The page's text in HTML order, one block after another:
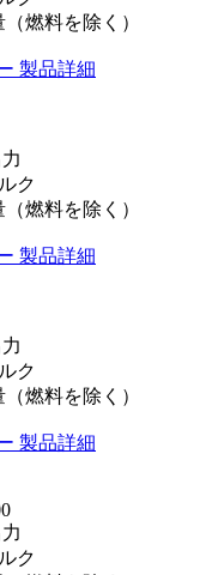
燃料を除く）
製品詳細
ク
燃料を除く）
製品詳細
ク
燃料を除く）
製品詳細
ク